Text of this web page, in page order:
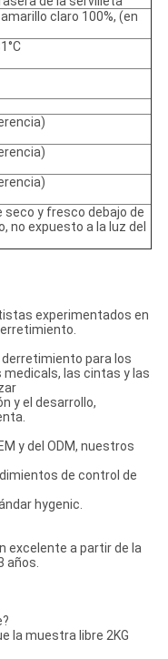
claro 100%, (en
seco y fresco debajo de
no expuesto a la luz del
experimentados en
para los
las cintas y las
y el desarrollo,
y del ODM, nuestros
de control de
hygenic.
excelente a partir de la
años.
la muestra libre 2KG